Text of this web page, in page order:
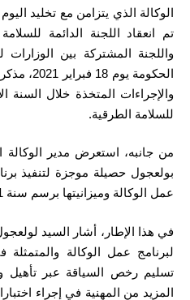
الوكالة الذي يتزامن مع تخليد
واللجنة المشتركة بين
الحكومة
والإجراءات المتخذة خلال السنة
للسلامة الطرقية.
من جانبه، استعرض مدير الوكالة
عمل الوكالة وميزانيتها برسم سنة 2021.
في هذا الإطار، أشار السيد
لبرنامج عمل الوكالة
تسليم رخص السياقة عبر تأهيل
المزيد من المهنية في إجراء